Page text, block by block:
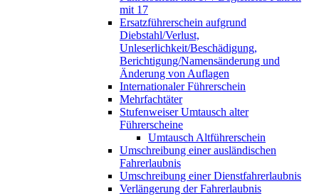
mit 17
Ersatzführerschein aufgrund
Diebstahl/Verlust,
Unleserlichkeit/Beschädigung,
Berichtigung/Namensänderung und
Änderung von Auflagen
Internationaler Führerschein
Mehrfachtäter
Stufenweiser Umtausch alter
Führerscheine
Umtausch Altführerschein
Umschreibung einer ausländischen
Fahrerlaubnis
Umschreibung einer Dienstfahrerlaubnis
Verlängerung der Fahrerlaubnis